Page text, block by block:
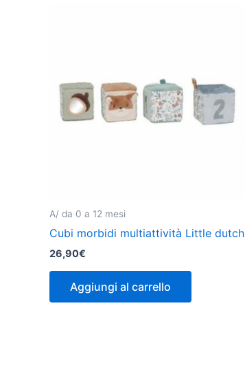
A/ da 0 a 12 mesi
Cubi morbidi multiattività Little dutch
26,90€
Aggiungi al carrello